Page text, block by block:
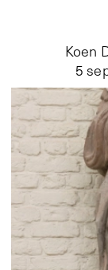
Koen
5